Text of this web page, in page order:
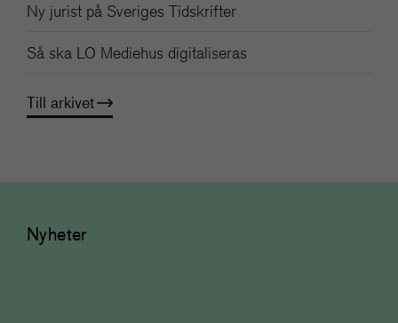
Ny jurist på Sveriges Tidskrifter
Så ska LO Mediehus digitaliseras
Till arkivet
Nyheter